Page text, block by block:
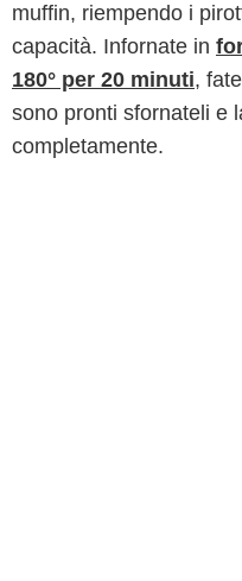
muffin, riempendo i
capacità. Infornate in
180° per 20 minuti,
sono pronti sfornateli e
completamente.